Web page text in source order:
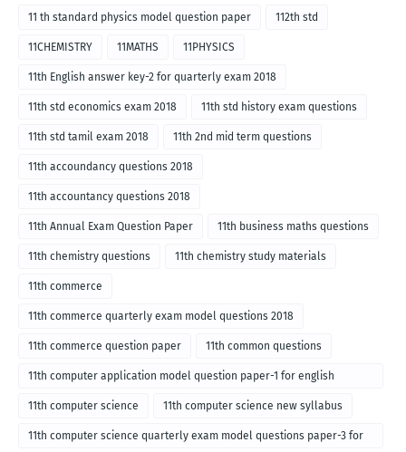
11 th standard physics model question paper 112th std
11CHEMISTRY 11MATHS 11PHYSICS
11th English answer key-2 for quarterly exam 2018
11th std economics exam 2018 11th std history exam questions
11th std tamil exam 2018 11th 2nd mid term questions
11th accoundancy questions 2018
11th accountancy questions 2018
11th Annual Exam Question Paper 11th business maths questions
11th chemistry questions 11th chemistry study materials
11th commerce
11th commerce quarterly exam model questions 2018
11th commerce question paper 11th common questions
11th computer application model question paper-1 for english
medium-2018
11th computer science 11th computer science new syllabus
11th computer science quarterly exam model questions paper-3 for